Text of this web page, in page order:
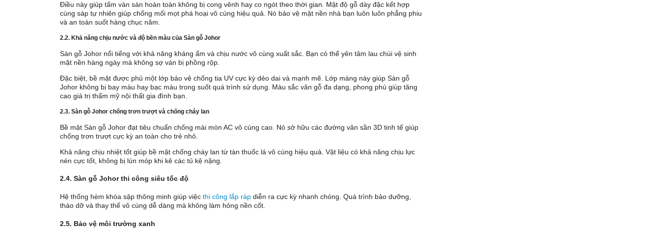
Điều này giúp tấm ván sàn hoàn toàn không bị cong vênh hay co ngót theo thời gian. Mật độ gỗ dày đặc kết hợp
cùng sáp tự nhiên giúp chống mối mọt phá hoại vô cùng hiệu quả. Nó bảo vệ mặt nền nhà bạn luôn luôn phẳng phiu
và an toàn suốt hàng chục năm.
2.2. Khả năng chịu nước và độ bền màu của Sàn gỗ Johor
Sàn gỗ Johor nổi tiếng với khả năng kháng ẩm và chịu nước vô cùng xuất sắc. Bạn có thể yên tâm lau chùi vệ sinh
mặt nền hàng ngày mà không sợ ván bị phồng rộp.
Đặc biệt, bề mặt được phủ một lớp bảo vệ chống tia UV cực kỳ dẻo dai và mạnh mẽ. Lớp màng này giúp Sàn gỗ
Johor không bị bay màu hay bạc màu trong suốt quá trình sử dụng. Màu sắc vân gỗ đa dạng, phong phú giúp tăng
cao giá trị thẩm mỹ nội thất gia đình bạn.
2.3. Sàn gỗ Johor chống trơn trượt và chống cháy lan
Bề mặt Sàn gỗ Johor đạt tiêu chuẩn chống mài mòn AC vô cùng cao. Nó sở hữu các đường vân sần 3D tinh tế giúp
chống trơn trượt cực kỳ an toàn cho trẻ nhỏ.
Khả năng chịu nhiệt tốt giúp bề mặt chống cháy lan từ tàn thuốc lá vô cùng hiệu quả. Vật liệu có khả năng chịu lực
nén cực tốt, không bị lún móp khi kê các tủ kệ nặng.
2.4. Sàn gỗ Johor thi công siêu tốc độ
Hệ thống hèm khóa sập thông minh giúp việc thi công lắp ráp diễn ra cực kỳ nhanh chóng. Quá trình bảo dưỡng,
tháo dỡ và thay thế vô cùng dễ dàng mà không làm hỏng nền cốt.
2.5. Bảo vệ môi trường xanh